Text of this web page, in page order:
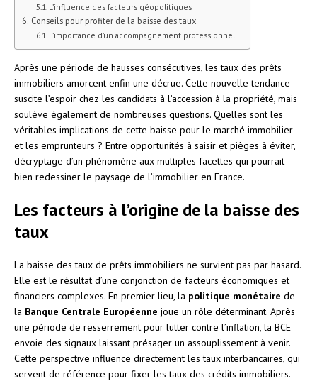
L’influence des facteurs géopolitiques
Conseils pour profiter de la baisse des taux
L’importance d’un accompagnement professionnel
Après une période de hausses consécutives, les taux des prêts
immobiliers amorcent enfin une décrue. Cette nouvelle tendance
suscite l’espoir chez les candidats à l’accession à la propriété, mais
soulève également de nombreuses questions. Quelles sont les
véritables implications de cette baisse pour le marché immobilier
et les emprunteurs ? Entre opportunités à saisir et pièges à éviter,
décryptage d’un phénomène aux multiples facettes qui pourrait
bien redessiner le paysage de l’immobilier en France.
Les facteurs à l’origine de la baisse des
taux
La baisse des taux de prêts immobiliers ne survient pas par hasard.
Elle est le résultat d’une conjonction de facteurs économiques et
financiers complexes. En premier lieu, la politique monétaire de
la Banque Centrale Européenne joue un rôle déterminant. Après
une période de resserrement pour lutter contre l’inflation, la BCE
envoie des signaux laissant présager un assouplissement à venir.
Cette perspective influence directement les taux interbancaires, qui
servent de référence pour fixer les taux des crédits immobiliers.